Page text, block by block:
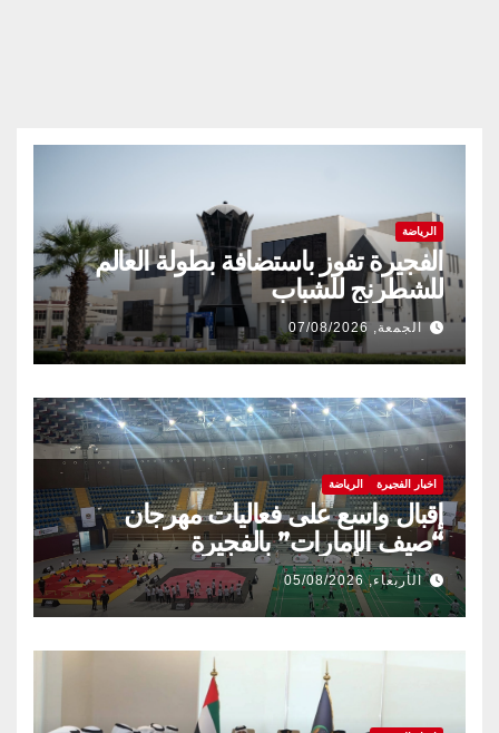
الرياضة
الفجيرة تفوز باستضافة بطولة العالم
للشطرنج للشباب
الجمعة, 07/08/2026
اخبار الفجيرة الرياضة
إقبال واسع على فعاليات مهرجان
“صيف الإمارات” بالفجيرة
الأربعاء, 05/08/2026